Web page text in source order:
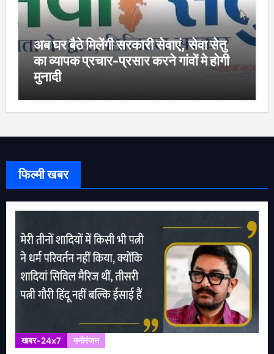
अब घर बैठे मिलेंगी सरकारी सेवाएं, सेवा सेतु
का व्यापक प्रचार-प्रसार करने गांवों मे होगी
मुनादी
फिल्मी खबर
खबर-24x7 मनोरंजन